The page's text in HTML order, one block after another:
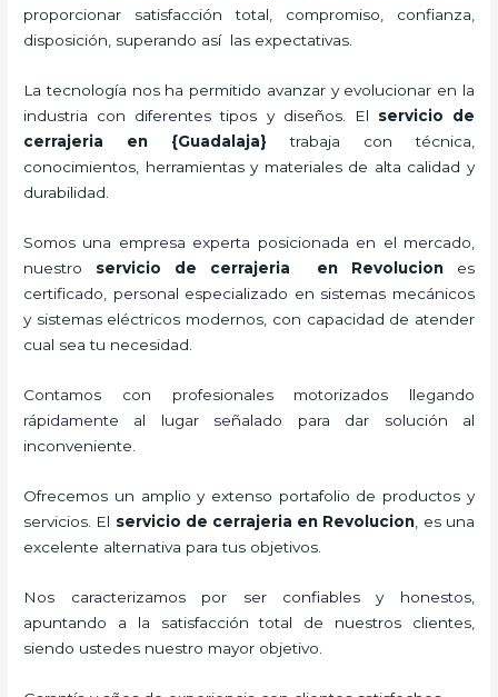
proporcionar satisfacción total, compromiso, confianza,
disposición, superando así las expectativas.
La tecnología nos ha permitido avanzar y evolucionar en la
industria con diferentes tipos y diseños. El servicio de
cerrajeria en {Guadalaja}trabaja con técnica,
conocimientos, herramientas y materiales de alta calidad y
durabilidad.
Somos una empresa experta posicionada en el mercado,
nuestro servicio de cerrajeria en Revoluciones
certificado, personal especializado en sistemas mecánicos
y sistemas eléctricos modernos, con capacidad de atender
cual sea tu necesidad.
Contamos con profesionales motorizados llegando
rápidamente al lugar señalado para dar solución al
inconveniente.
Ofrecemos un amplio y extenso portafolio de productos y
servicios. El servicio de cerrajeria en Revolucion , es una
excelente alternativa para tus objetivos.
Nos caracterizamos por ser confiables y honestos,
apuntando a la satisfacción total de nuestros clientes,
siendo ustedes nuestro mayor objetivo.